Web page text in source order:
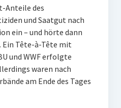
Anteile des
und Saatgut nach
ein – und hörte dann
Ein Tête-à-Tête mit
und WWF erfolgte
waren nach
am Ende des Tages